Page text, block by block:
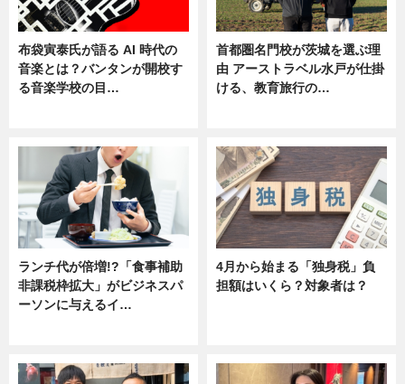
布袋寅泰氏が語る AI 時代の
音楽とは？バンタンが開校す
る音楽学校の目…
首都圏名門校が茨城を選ぶ理
由 アーストラベル水戸が仕掛
ける、教育旅行の…
ランチ代が倍増!?「食事補助
非課税枠拡大」がビジネスパ
ーソンに与えるイ…
4月から始まる「独身税」負
担額はいくら？対象者は？